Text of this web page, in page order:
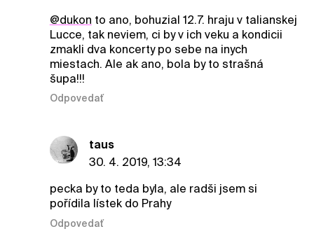
@dukon to ano, bohuzial 12.7. hraju v talianskej
Lucce, tak neviem, ci by v ich veku a kondicii
zmakli dva koncerty po sebe na inych
miestach. Ale ak ano, bola by to strašná
šupa!!!
Odpovedať
taus
30. 4. 2019, 13:34
pecka by to teda byla, ale radši jsem si
pořídila lístek do Prahy
Odpovedať